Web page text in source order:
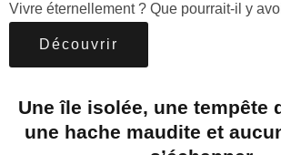
Vivre éternellement ? Que pourrait-il y
Découvrir
Une île isolée, une tempête
une hache maudite et